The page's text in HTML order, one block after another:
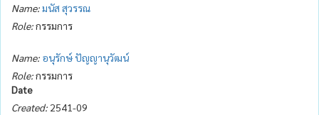
Name:มนัส สุวรรณ
Role:กรรมการ
Name: อนุรักษ์ ปัญญานุวัฒน์
Role:กรรมการ
Date
Created: 2541-09